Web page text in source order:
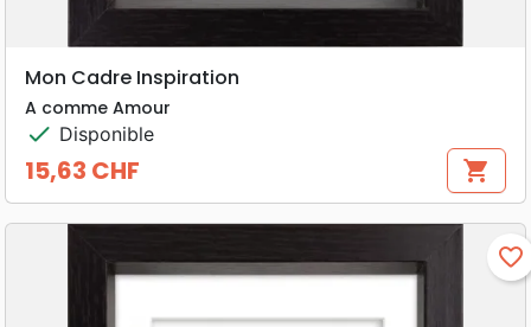
Mon Cadre Inspiration
A comme Amour
check Disponible
Prix
15,63 CHF shopping_cart
favorite_border